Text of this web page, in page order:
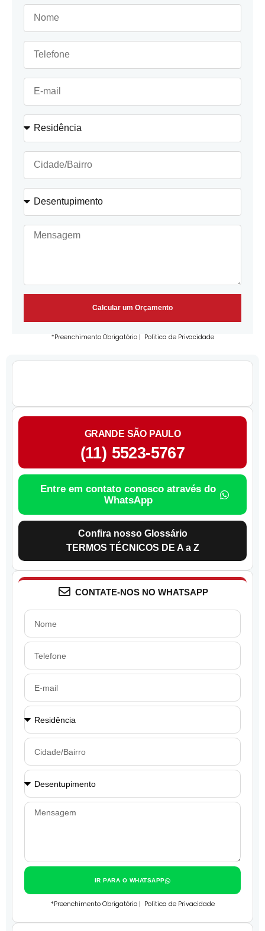
Calcular um Orçamento
*Preenchimento Obrigatório | Politica de Privacidade
GRANDE SÃO PAULO
(11) 5523-5767
Entre em contato conosco através do
WhatsApp
Confira nosso Glossário
TERMOS TÉCNICOS DE A a Z
CONTATE-NOS NO WHATSAPP
IR PARA O WHATSAPP
*Preenchimento Obrigatório | Politica de Privacidade